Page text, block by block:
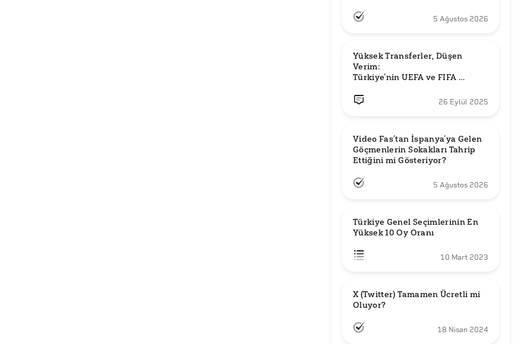
5 Ağustos 2026
Yüksek Transferler, Düşen
Verim:
Türkiye’nin UEFA ve FIFA
26 Eylül 2025
Video Fas’tan İspanya’ya Gelen
Göçmenlerin Sokakları Tahrip
Ettiğini mi Gösteriyor?
5 Ağustos 2026
Türkiye Genel Seçimlerinin En
Yüksek 10 Oy Oranı
10 Mart 2023
X (Twitter) Tamamen Ücretli mi
Oluyor?
18 Nisan 2024